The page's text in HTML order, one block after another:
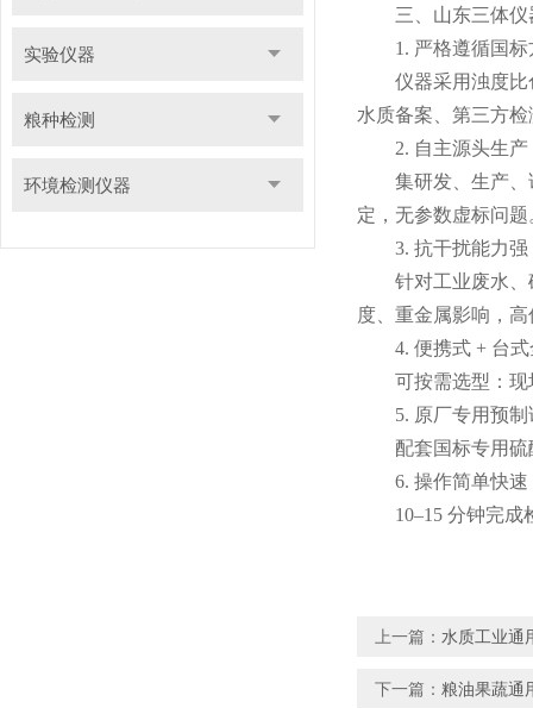
实验仪器
粮种检测
环境检测仪器
三、山东三体仪
1. 严格遵循国标
仪器采用浊度比色
水质备案、第三方
2. 自主源头生产
集研发、生产、试
定，无参数虚标问题
3. 抗干扰能力强
针对工业废水、矿
度、重金属影响，
4. 便携式 + 台式
可按需选型：现场
5. 原厂专用预制
配套国标专用硫酸
6. 操作简单快速
10–15 分钟完成检
上一篇： 水质工业通
下一篇： 粮油果蔬通